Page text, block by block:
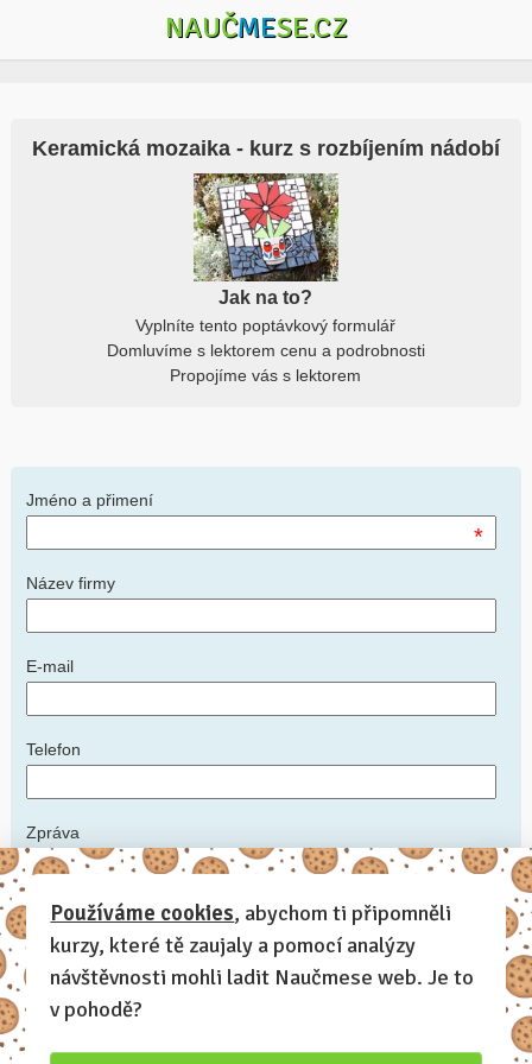
NAUČMESE.CZ
Keramická mozaika - kurz s rozbíjením nádobí
Jak na to?
Vyplníte tento poptávkový formulář
Domluvíme s lektorem cenu a podrobnosti
Propojíme vás s lektorem
Jméno a přimení
*
Název firmy
E-mail
Telefon
Zpráva
*
Napište nám podrobnosti: ideální datum konání kurzu, počet
zaměstnanců, zda máte prostory, kde kurz uspořádat, další informace,
které by měl lektor vědět
Používáme cookies, abychom ti připomněli
kurzy, které tě zaujaly a pomocí analýzy
návštěvnosti mohli ladit Naučmese web. Je to
v pohodě?